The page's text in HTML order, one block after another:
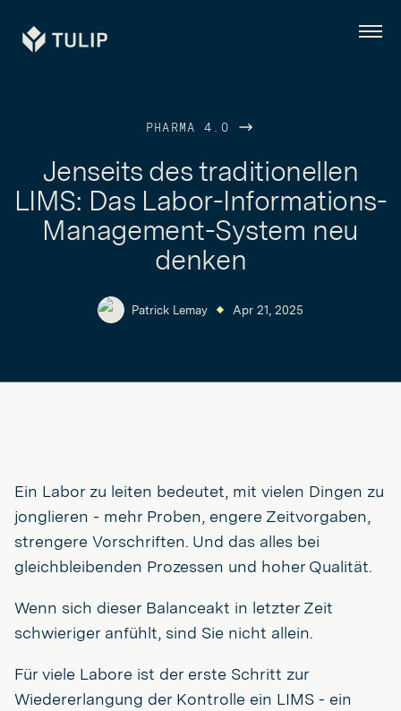
Tulip Menü
PHARMA 4.0
Jenseits des traditionellen
LIMS: Das Labor-Informations-
Management-System neu
denken
Patrick Lemay Apr 21, 2025
Ein Labor zu leiten bedeutet, mit vielen Dingen zu
jonglieren - mehr Proben, engere Zeitvorgaben,
strengere Vorschriften. Und das alles bei
gleichbleibenden Prozessen und hoher Qualität.
Wenn sich dieser Balanceakt in letzter Zeit
schwieriger anfühlt, sind Sie nicht allein.
Für viele Labore ist der erste Schritt zur
Wiedererlangung der Kontrolle ein LIMS - ein